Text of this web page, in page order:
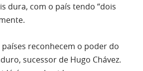
dura, com o país tendo “dois
reconhecem o poder do
sucessor de Hugo Chávez.